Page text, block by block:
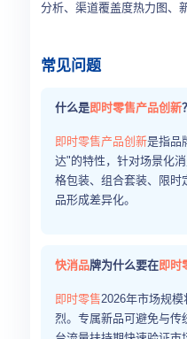
分析、渠道覆盖度热力图、
常见问题
什么是即时零售产品创新？
即时零售产品创新是指品
达"的特性，针对场景化
格包装、组合套装、限时
品形成差异化。
快消品牌为什么要在即时
即时零售2026年市场规
烈。专属新品可避免与传